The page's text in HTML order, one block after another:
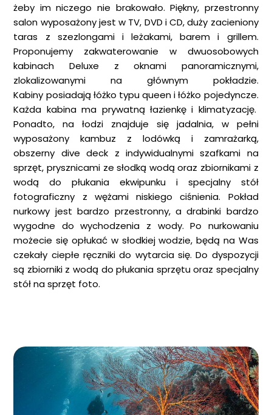
żeby im niczego nie brakowało. Piękny, przestronny
salon wyposażony jest w TV, DVD i CD, duży zacieniony
taras z szezlongami i leżakami, barem i grillem.
Proponujemy zakwaterowanie w dwuosobowych
kabinach Deluxe z oknami panoramicznymi,
zlokalizowanymi na głównym pokładzie.
Kabiny posiadają łóżko typu queen i łóżko pojedyncze.
Każda kabina ma prywatną łazienkę i klimatyzację.
Ponadto, na łodzi znajduje się jadalnia, w pełni
wyposażony kambuz z lodówką i zamrażarką,
obszerny dive deck z indywidualnymi szafkami na
sprzęt, prysznicami ze słodką wodą oraz zbiornikami z
wodą do płukania ekwipunku i specjalny stół
fotograficzny z wężami niskiego ciśnienia. Pokład
nurkowy jest bardzo przestronny, a drabinki bardzo
wygodne do wychodzenia z wody. Po nurkowaniu
możecie się opłukać w słodkiej wodzie, będą na Was
czekały ciepłe ręczniki do wytarcia się. Do dyspozycji
są zbiorniki z wodą do płukania sprzętu oraz specjalny
stół na sprzęt foto.